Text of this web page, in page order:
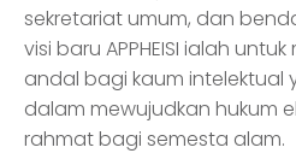
sekretariat umum, dan
visi baru APPHEISI ialah
andal bagi kaum intelektual
dalam mewujudkan hukum
rahmat bagi semesta alam.